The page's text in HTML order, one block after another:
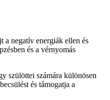
a negatív energiák ellen és
és a vérnyomás
szülöttei számára különösen
és támogatja a